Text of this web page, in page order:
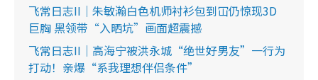
飞常日志II｜朱敏瀚白色机师衬衫包到冚仍惊现3D
巨胸 黑领带“入晒坑”画面超震撼
飞常日志II｜高海宁被洪永城“绝世好男友”一行为
打动！亲爆“系我理想伴侣条件”